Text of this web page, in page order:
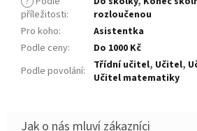
příležitosti:
rozloučenou
Pro koho:
Asistentka
Podle ceny:
Do 1000 Kč
Podle povolání: Třídní učitel, Učitel,
Učitel matematiky